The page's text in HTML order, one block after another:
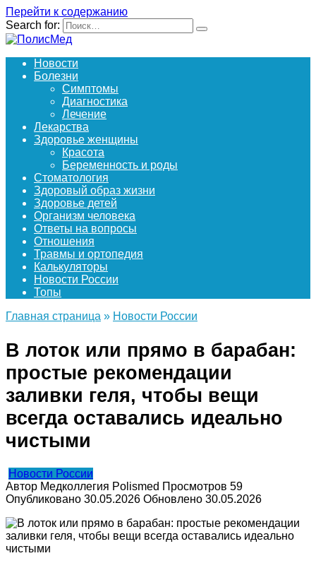
Перейти к содержанию
Search for:
Новости
Болезни
Симптомы
Диагностика
Лечение
Лекарства
Здоровье женщины
Красота
Беременность и роды
Стоматология
Здоровый образ жизни
Здоровье детей
Организм человека
Ответы на вопросы
Отношения
Травмы и ортопедия
Калькуляторы
Новости России
Топы
Главная страница » Новости России
В лоток или прямо в барабан:
простые рекомендации
заливки геля, чтобы вещи
всегда оставались идеально
чистыми
Новости России
Автор Медколлегия Polismed Просмотров 59
Опубликовано 30.05.2026 Обновлено 30.05.2026